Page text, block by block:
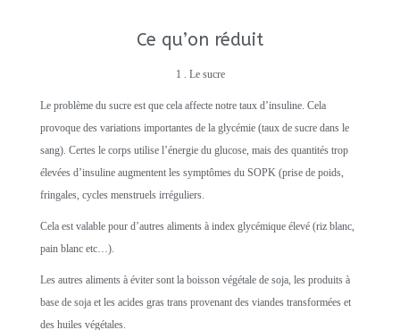
Ce qu’on réduit
1 . Le sucre
Le problème du sucre est que cela affecte notre taux d’insuline. Cela
provoque des variations importantes de la glycémie (taux de sucre dans le
sang). Certes le corps utilise l’énergie du glucose, mais des quantités trop
élevées d’insuline augmentent les symptômes du SOPK (prise de poids,
fringales, cycles menstruels irréguliers.
Cela est valable pour d’autres aliments à index glycémique élevé (riz blanc,
pain blanc etc…).
Les autres aliments à éviter sont la boisson végétale de soja, les produits à
base de soja et les acides gras trans provenant des viandes transformées et
des huiles végétales.